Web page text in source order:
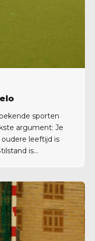
sporten
argument: Je
leeftijd is
is
club Hengelo